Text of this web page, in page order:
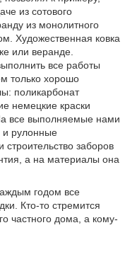
из сотового
из монолитного
Художественная ковка
или веранде.
все работы
только хорошо
поликарбонат
немецкие краски
все выполняемые нами
и рулонные
строительство заборов
а на материалы она
годом все
Кто-то стремится
частного дома, а кому-